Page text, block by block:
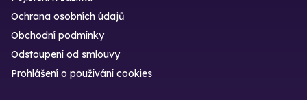
Ochrana osobních údajů
Obchodní podmínky
Odstoupení od smlouvy
Prohlášení o používání cookies